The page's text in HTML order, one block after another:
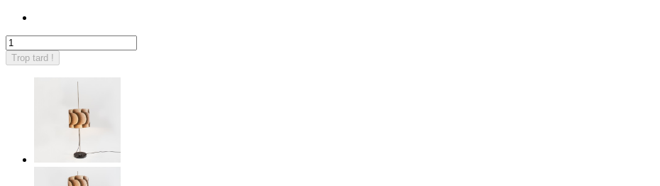
Trop tard !